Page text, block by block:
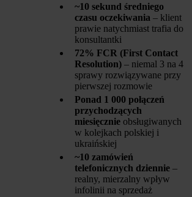
~10 sekund średniego
czasu oczekiwania – klient
prawie natychmiast trafia do
konsultantki
72% FCR (First Contact
Resolution) – niemal 3 na 4
sprawy rozwiązywane przy
pierwszej rozmowie
Ponad 1 000 połączeń
przychodzących
miesięcznie obsługiwanych
w kolejkach polskiej i
ukraińskiej
~10 zamówień
telefonicznych dziennie –
realny, mierzalny wpływ
infolinii na sprzedaż